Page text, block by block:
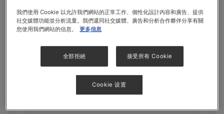
我們使用 Cookie 以允許我們網站的正常工作、個性化設計內容和廣告、提供
社交媒體功能並分析流量。我們還同社交媒體、廣告和分析合作夥伴分享有關
您使用我們網站的信息。
更多信息
全部拒絕 接受所有 Cookie
Cookie 设置